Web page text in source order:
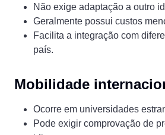
Não exige adaptação a outro
Geralmente possui custos
Facilita a integração com
país.
Mobilidade
Ocorre em universidades
Pode exigir comprovação de